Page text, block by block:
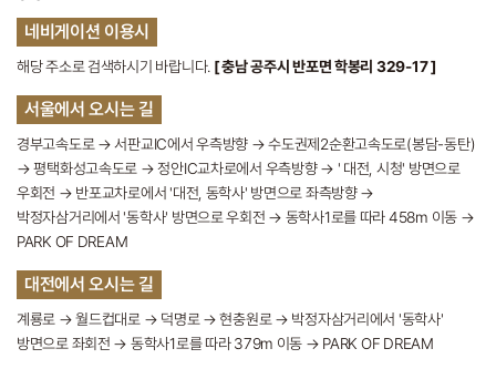
네비게이션 이용시
해당 주소로 검색하시기 바랍니다. [ 충남 공주시 반포면 학봉리 329-17 ]
서울에서 오시는 길
경부고속도로 → 서판교IC에서 우측방향 → 수도권제2순환고속도로(봉담-동탄)
→ 평택화성고속도로 → 정안IC교차로에서 우측방향 → ' 대전, 시청' 방면으로
우회전 → 반포교차로에서 '대전, 동학사' 방면으로 좌측방향 →
박정자삼거리에서 '동학사' 방면으로 우회전 → 동학사1로를 따라 458m 이동 →
PARK OF DREAM
대전에서 오시는 길
계룡로 → 월드컵대로 → 덕명로 → 현충원로 → 박정자삼거리에서 '동학사'
방면으로 좌회전 → 동학사1로를 따라 379m 이동 → PARK OF DREAM